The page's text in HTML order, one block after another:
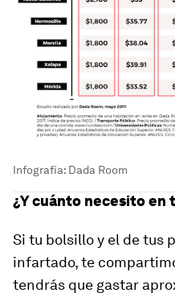
Infografía: Dada Room
¿Y cuánto necesito en
Si tu bolsillo y el de tus
infartado, te
tendrás que gastar